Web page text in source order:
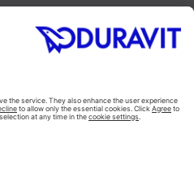
Instagram
Blog